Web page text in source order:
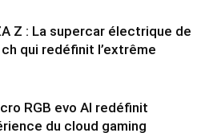
Z : La supercar électrique de
qui redéfinit l’extrême
RGB evo AI redéfinit
du cloud gaming